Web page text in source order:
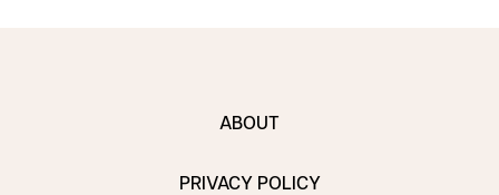
ABOUT
PRIVACY POLICY